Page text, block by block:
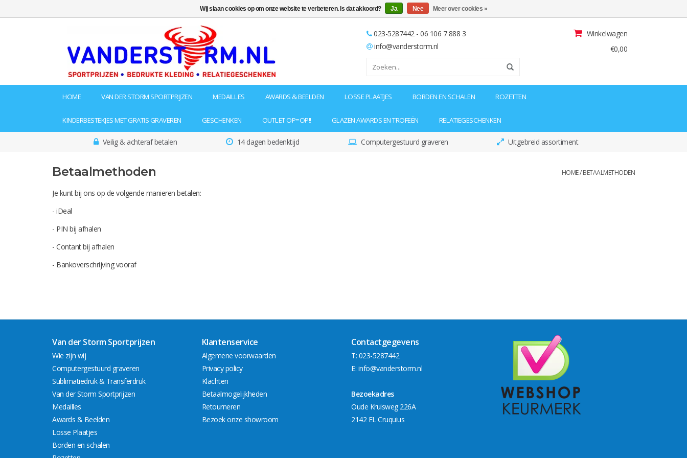
023-5287442 - 06 106 7 888 3
info@vanderstorm.nl
Winkelwagen
€0,00
HOME VAN DER STORM SPORTPRIJZEN MEDAILLES AWARDS & BEELDEN LOSSE PLAATJES BORDEN EN SCHALEN ROZETTEN
KINDERBESTEKJES MET GRATIS GRAVEREN GESCHENKEN OUTLET OP=OP!! GLAZEN AWARDS EN TROFEËN RELATIEGESCHENKEN
Veilig & achteraf betalen 14 dagen bedenktijd Computergestuurd graveren Uitgebreid assortiment
Betaalmethoden HOME/BETAALMETHODEN
Je kunt bij ons op de volgende manieren betalen:
- iDeal
- PIN bij afhalen
- Contant bij afhalen
- Bankoverschrijving vooraf
Van der Storm Sportprijzen
Wie zijn wij
Computergestuurd graveren
Sublimatiedruk & Transferdruk
Van der Storm Sportprijzen
Medailles
Awards & Beelden
Losse Plaatjes
Borden en schalen
Klantenservice
Algemene voorwaarden
Privacy policy
Klachten
Betaalmogelijkheden
Retourneren
Bezoek onze showroom
Contactgegevens
T: 023-5287442
E: info@vanderstorm.nl
Bezoekadres
Oude Kruisweg 226A
2142 EL Cruquius
Wij slaan cookies op om onze website te verbeteren. Is dat akkoord? Ja Nee Meer over cookies »